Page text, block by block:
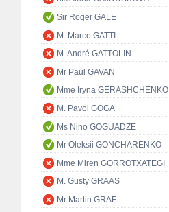
Sir Roger GALE
M. Marco GATTI
M. André GATTOLIN
Mr Paul GAVAN
Mme Iryna GERASHCHENKO
M. Pavol GOGA
Ms Nino GOGUADZE
Mr Oleksii GONCHARENKO
Mme Miren GORROTXATEGI
M. Gusty GRAAS
Mr Martin GRAF